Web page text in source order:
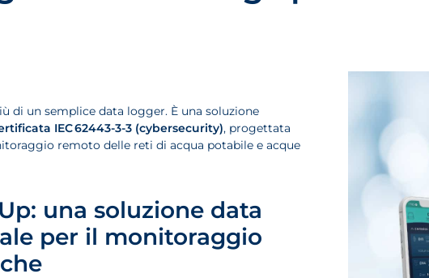
di un semplice data logger. È una soluzione
IEC 62443-3-3 (cybersecurity), progettata
remoto delle reti di acqua potabile e acque
una soluzione data
per il monitoraggio